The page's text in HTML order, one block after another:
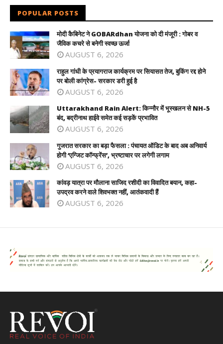
POPULAR POSTS
मोदी कैबिनेट ने GOBARdhan योजना को दी मंजूरी : गोबर व
जैविक कचरे से बनेगी स्वच्छ ऊर्जा
AUGUST 6, 2026
राहुल गांधी के प्रयागराज कार्यक्रम पर सियासत तेज, बुकिंग रद्द होने
पर बोली कांग्रेस- सरकार डरी हुई है
AUGUST 6, 2026
Uttarakhand Rain Alert: किन्नौर में भूस्खलन से NH-5
बंद, बद्रीनाथ हाईवे समेत कई सड़कें प्रभावित
AUGUST 6, 2026
गुजरात सरकार का बड़ा फैसला : पंचायत ऑडिट के बाद अब अनिवार्य
होगी ‘एग्जिट कॉन्फ्रेंस’, भ्रष्टाचार पर लगेगी लगाम
AUGUST 6, 2026
कांवड़ यात्रा पर मौलाना साजिद रशीदी का विवादित बयान, कहा-
उपद्रव करने वाले शिवभक्त नहीं, आतंकवादी हैं
AUGUST 6, 2026